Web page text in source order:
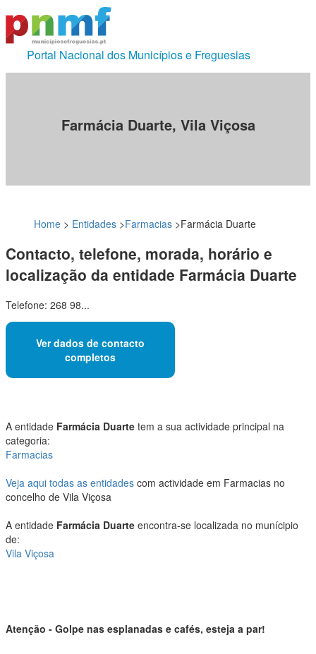
Portal Nacional dos Municípios e Freguesias
Farmácia Duarte, Vila Viçosa
Home > Entidades >Farmacias >Farmácia Duarte
Contacto, telefone, morada, horário e
localização da entidade Farmácia Duarte
Telefone: 268 98...
Ver dados de contacto
completos
A entidade Farmácia Duarte tem a sua actividade principal na
categoria:
Farmacias
Veja aqui todas as entidades com actividade em Farmacias no
concelho de Vila Viçosa
A entidade Farmácia Duarte encontra-se localizada no munícipio
de:
Vila Viçosa
Atenção - Golpe nas esplanadas e cafés, esteja a par!